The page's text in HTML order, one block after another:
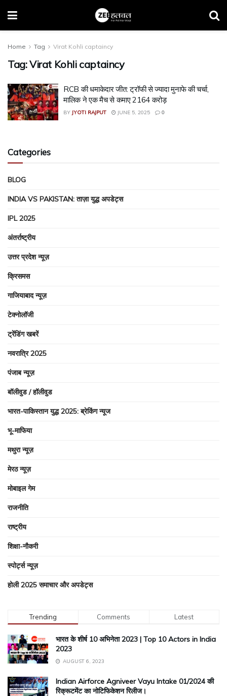
Home Tag Virat Kohli captaincy
Tag:Virat Kohli captaincy
RCB की धमाकेदार जीत: ट्रॉफी से ज्यादा मुनाफे की चर्चा,
मालिक ने एक मैच से कमाए ₹2164 करोड़
BY JYOTI RAJPUT JUNE 5, 2025 0
Categories
BLOG
INDIA VS PAKISTAN: ताज़ा युद्ध अपडेट्स
IPL 2025
अंतर्राष्ट्रीय
उत्तर प्रदेश न्यूज़
क्रिसमस
गाजियाबाद न्यूज़
टेक्नोलॉजी
ट्रेंडिंग खबरें
नवरात्रि 2025
पंजाब न्यूज़
बॉलीवुड / हॉलीवुड
भारत-पाकिस्तान युद्ध 2025: ब्रेकिंग न्यूज
भू-माफिया
मथुरा न्यूज़
मेरठ न्यूज़
मोबाइल गेम
राजनीति
राष्ट्रीय
शिक्षा-नौकरी
स्पोर्ट्स न्यूज़
होली 2025 समाचार और अपडेट्स
Trending Comments Latest
भारत के शीर्ष 10 अभिनेता 2023 | Top 10 Actors in India
2023
AUGUST 6, 2023
Indian Airforce Agniveer Vayu Intake 01/2024 की
रिक्रूटमेंट का नोटिफिकेशन रिलीज।